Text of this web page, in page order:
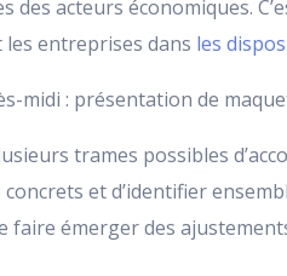
des acteurs économiques.
entreprises dans les
midi : présentation de
trames possibles
et d’identifier
faire émerger des